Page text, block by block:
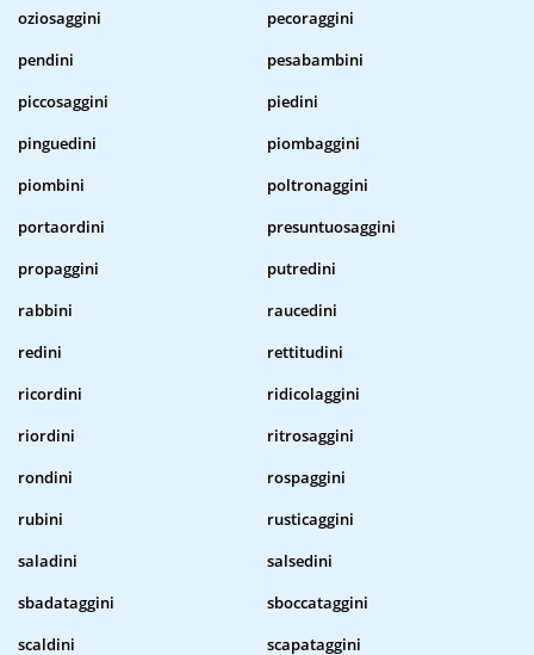
oziosaggini
pecoraggini
pendini
pesabambini
piccosaggini
piedini
pinguedini
piombaggini
piombini
poltronaggini
portaordini
presuntuosaggini
propaggini
putredini
rabbini
raucedini
redini
rettitudini
ricordini
ridicolaggini
riordini
ritrosaggini
rondini
rospaggini
rubini
rusticaggini
saladini
salsedini
sbadataggini
sboccataggini
scaldini
scapataggini